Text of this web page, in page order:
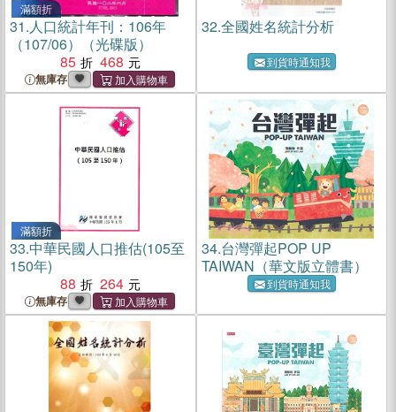
滿額折
31.人口統計年刊：106年
（107/06）（光碟版）
85
468
無庫存
32.全國姓名統計分析
到貨時通知我
滿額折
33.中華民國人口推估(105至
150年)
88
264
無庫存
34.台灣彈起POP UP
TAIWAN（華文版立體書）
到貨時通知我